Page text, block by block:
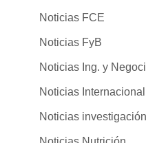
Noticias FCE
Noticias FyB
Noticias Ing. y
Noticias
Noticias investigación